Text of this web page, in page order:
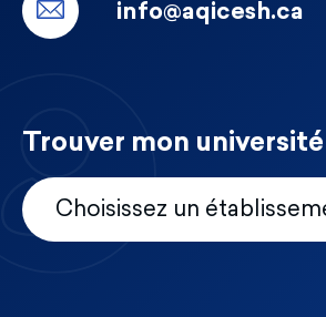
info@aqicesh.ca
Trouver mon université
Choisissez un